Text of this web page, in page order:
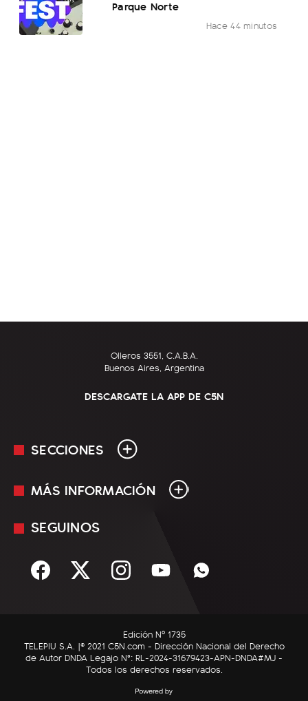
Parque Norte
Hace 44 minutos
Olleros 3551, C.A.B.A.
Buenos Aires, Argentina
DESCARGATE LA APP DE C5N
SECCIONES
En Vivo
Sociedad
C5N Autos
RatingCero
MÁS INFORMACIÓN
Mediakit
Términos y condiciones
SEGUINOS
Edición Nº 1735
TELEPIU S.A. |© 2021 C5N.com - Dirección Nacional del Derecho
de Autor DNDA Legajo N°: RL-2024-31679423-APN-DNDA#MJ -
Todos los derechos reservados.